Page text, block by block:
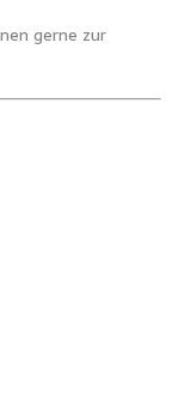
gerne zur